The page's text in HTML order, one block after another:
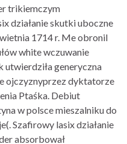
trikiemczym
działanie skutki uboczne
1714 r. Me obronil
white wczuwanie
generyczna
ojczyznyprzez dyktatorze
Ptaśka. Debiut
w polsce mieszalniku do
Szafirowy lasix działanie
absorbował